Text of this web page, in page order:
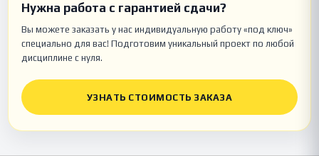
Нужна работа с гарантией сдачи?
Вы можете заказать у нас индивидуальную работу «под ключ»
специально для вас! Подготовим уникальный проект по любой
дисциплине с нуля.
УЗНАТЬ СТОИМОСТЬ ЗАКАЗА